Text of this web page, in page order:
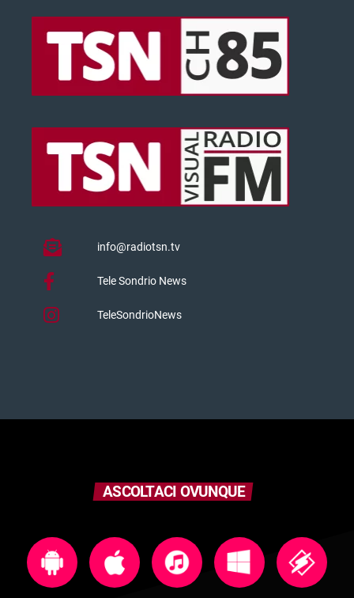
info@radiotsn.tv
Tele Sondrio News
TeleSondrioNews
ASCOLTACI OVUNQUE